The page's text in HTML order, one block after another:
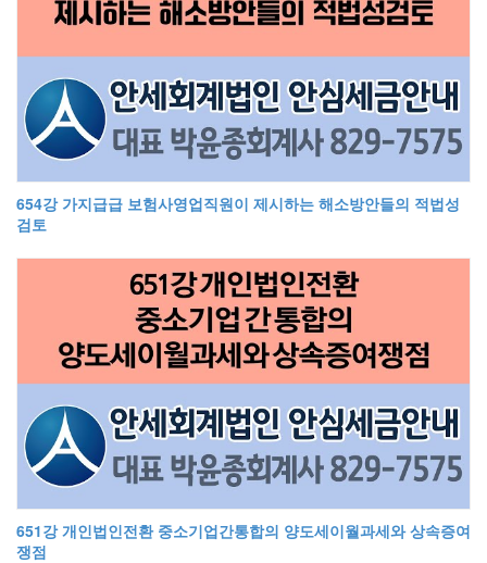
654강 가지급급 보험사영업직원이 제시하는 해소방안들의 적법성
검토
651강 개인법인전환 중소기업간통합의 양도세이월과세와 상속증여
쟁점